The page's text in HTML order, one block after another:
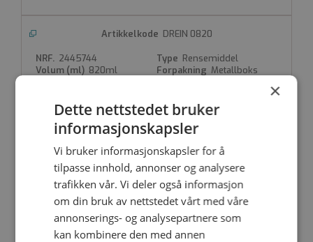
DREIN 0820
2445744
Rensemiddel
820ml
Metallboks
DREIN 1000
Rensemiddel
1000 ml
Metallboks
×
Dette nettstedet bruker
informasjonskapsler
Vi bruker informasjonskapsler for å
tilpasse innhold, annonser og analysere
trafikken vår. Vi deler også informasjon
om din bruk av nettstedet vårt med våre
annonserings- og analysepartnere som
kan kombinere den med annen